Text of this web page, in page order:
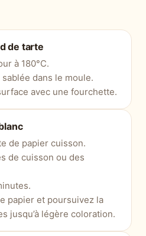
de tarte
à 180°C.
dans le moule.
avec une fourchette.
de papier cuisson.
de cuisson ou des
papier et poursuivez la
jusqu’à légère coloration.